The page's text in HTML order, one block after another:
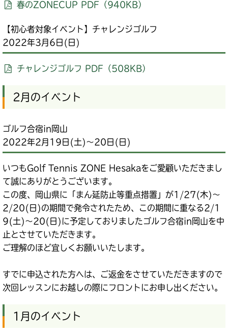
春のZONECUP PDF（940KB）
【初心者対象イベント】チャレンジゴルフ
2022年3月6日(日)
チャレンジゴルフ PDF（508KB）
2月のイベント
ゴルフ合宿in岡山
2022年2月19日(土)～20日(日)
いつもGolf Tennis ZONE Hesakaをご愛顧いただきまし
て誠にありがとうございます。
この度、岡山県に「まん延防止等重点措置」が1/27(木)～
2/20(日)の期間で発令されたため、この期間に重なる2/1
9(土)～20(日)に予定しておりましたゴルフ合宿in岡山を中
止とさせていただきます。
ご理解のほど宜しくお願いいたします。
すでに申込された方へは、ご返金をさせていただきますので
次回レッスンにお越しの際にフロントにお申し出ください。
1月のイベント